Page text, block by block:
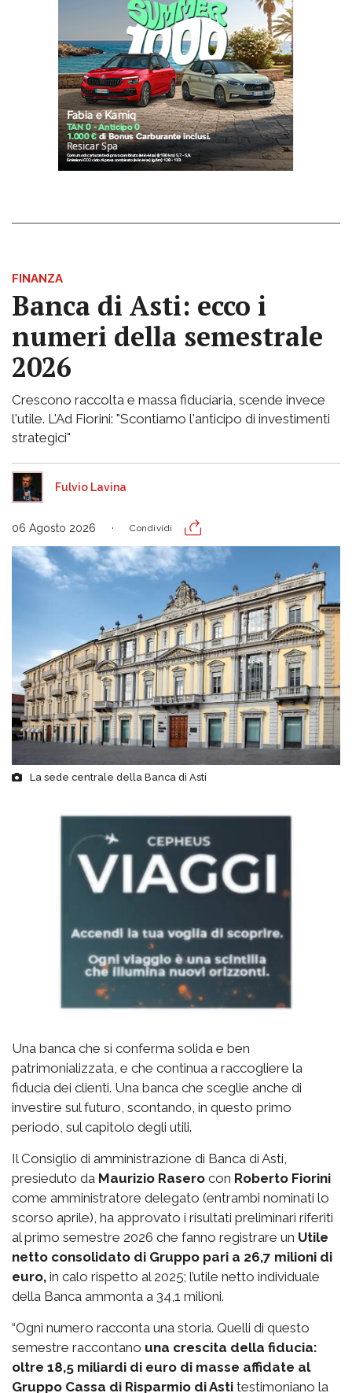
FINANZA
Banca di Asti: ecco i
numeri della semestrale
2026
Crescono raccolta e massa fiduciaria, scende invece
l'utile. L'Ad Fiorini: "Scontiamo l'anticipo di investimenti
strategici"
Fulvio Lavina
06 Agosto 2026 Condividi
La sede centrale della Banca di Asti
Una banca che si conferma solida e ben
patrimonializzata, e che continua a raccogliere la
fiducia dei clienti. Una banca che sceglie anche di
investire sul futuro, scontando, in questo primo
periodo, sul capitolo degli utili.
Il Consiglio di amministrazione di Banca di Asti,
presieduto da Maurizio Rasero con Roberto Fiorini
come amministratore delegato (entrambi nominati lo
scorso aprile), ha approvato i risultati preliminari riferiti
al primo semestre 2026 che fanno registrare un Utile
netto consolidato di Gruppo pari a 26,7 milioni di
euro, in calo rispetto al 2025; l’utile netto individuale
della Banca ammonta a 34,1 milioni.
“Ogni numero racconta una storia. Quelli di questo
semestre raccontano una crescita della fiducia:
oltre 18,5 miliardi di euro di masse affidate al
Gruppo Cassa di Risparmio di Asti testimoniano la